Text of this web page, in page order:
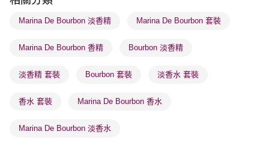
物流公司進行物流配送
取。逾期會取消訂單，並不會安排重寄
Marina De Bourbon 淡香精 Marina De Bourbon 套裝
Marina De Bourbon 香精 Bourbon 淡香精
淡香精 套裝 Bourbon 套裝 淡香水 套裝
香水 套裝 Marina De Bourbon 香水
Marina De Bourbon 淡香水